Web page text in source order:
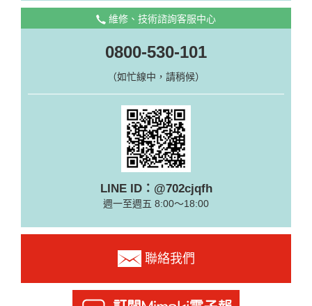
維修、技術諮詢客服中心
0800-530-101
（如忙線中，請稍候）
LINE ID：@702cjqfh
週一至週五 8:00～18:00
聯絡我們